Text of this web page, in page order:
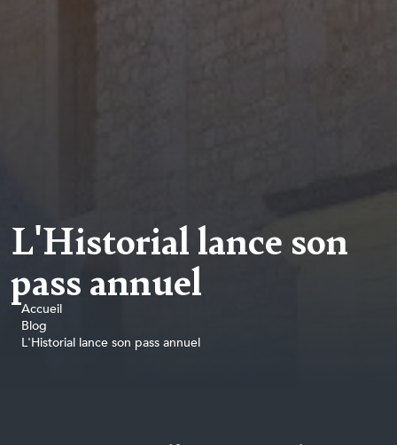
L'Historial lance son
pass annuel
Accueil
Blog
L'Historial lance son pass annuel